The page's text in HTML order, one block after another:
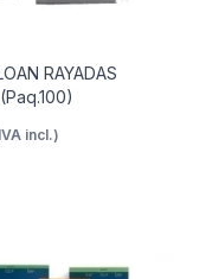
RAYADAS
incl.)